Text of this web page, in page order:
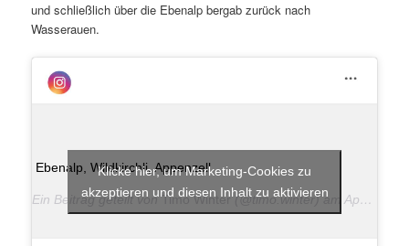
und schließlich über die Ebenalp bergab zurück nach
Wasserauen.
Ebenalp, Wildkirchli, Appenzell
Ein Beitrag geteilt vonTimo Winter(@timo.winter) amApr 30, 2018 um 11:28 PDT
Klicke hier, um Marketing-Cookies zu
akzeptieren und diesen Inhalt zu aktivieren